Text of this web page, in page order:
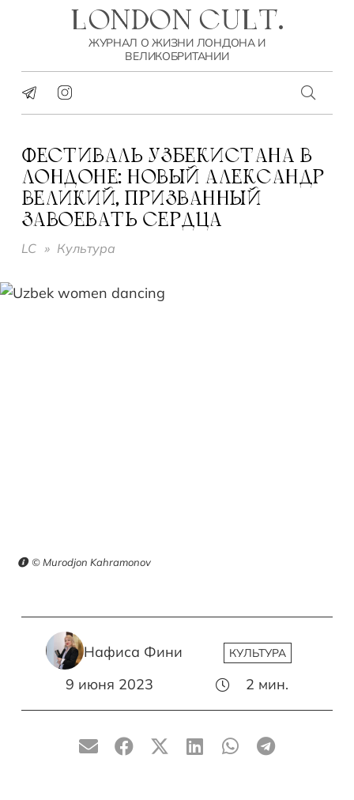
LONDON CULT.
ЖУРНАЛ О ЖИЗНИ ЛОНДОНА И
ВЕЛИКОБРИТАНИИ
ФЕСТИВАЛЬ УЗБЕКИСТАНА В
ЛОНДОНЕ: НОВЫЙ АЛЕКСАНДР
ВЕЛИКИЙ, ПРИЗВАННЫЙ
ЗАВОЕВАТЬ СЕРДЦА
LC » Культура
© Murodjon Kahramonov
Нафиса Фини КУЛЬТУРА
9 июня 2023 2 мин.